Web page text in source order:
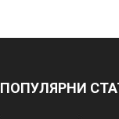
ПОПУЛЯРНИ